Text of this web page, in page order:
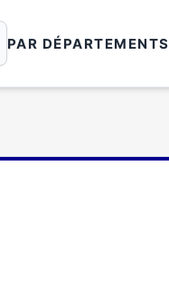
PAR DÉPARTEMENTS